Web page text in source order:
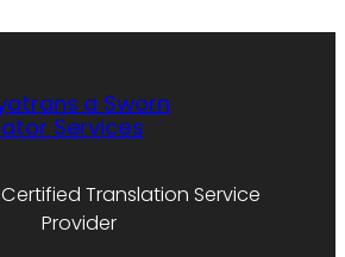
a Sworn
Services
Translation Service
Provider